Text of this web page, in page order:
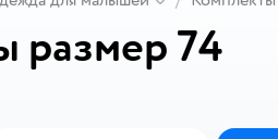
размер 74